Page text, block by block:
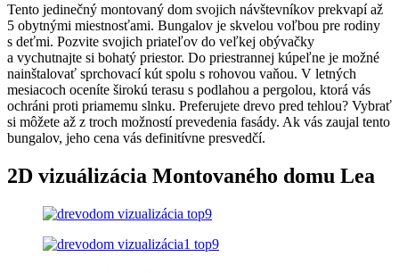
Tento jedinečný montovaný dom svojich návštevníkov prekvapí až
5 obytnými miestnosťami. Bungalov je skvelou voľbou pre rodiny
s deťmi. Pozvite svojich priateľov do veľkej obývačky
a vychutnajte si bohatý priestor. Do priestrannej kúpeľne je možné
nainštalovať sprchovací kút spolu s rohovou vaňou. V letných
mesiacoch oceníte širokú terasu s podlahou a pergolou, ktorá vás
ochráni proti priamemu slnku. Preferujete drevo pred tehlou? Vybrať
si môžete až z troch možností prevedenia fasády. Ak vás zaujal tento
bungalov, jeho cena vás definitívne presvedčí.
2D vizuálizácia Montovaného domu Lea